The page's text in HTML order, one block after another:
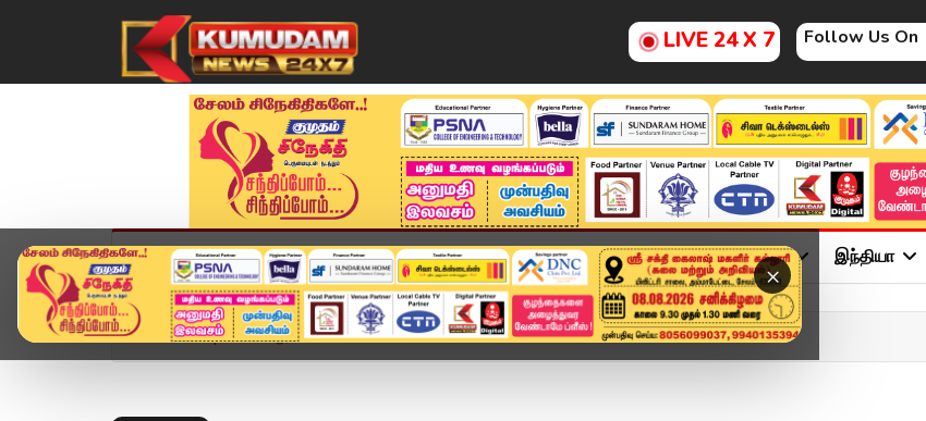
LIVE 24 X 7 Follow Us On
×
முகப்பு விளையாட்டு அண்மை தமிழ்நாடு சினிமா அரசியல் விளையாட்டு இந்தியா
Home Topics ஆர்எஸ்எஸ்